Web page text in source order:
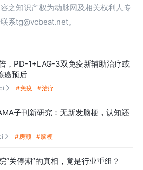
之知识产权为动脉网及相关权利人专
系tg@vcbeat.net。
，PD-1+LAG-3双免疫新辅助治疗或
癌预后
 #免疫 #治疗
子刊新研究：无新发脑梗，认知还
 #房颤 #脑梗
“关停潮”的真相，竟是行业重组？